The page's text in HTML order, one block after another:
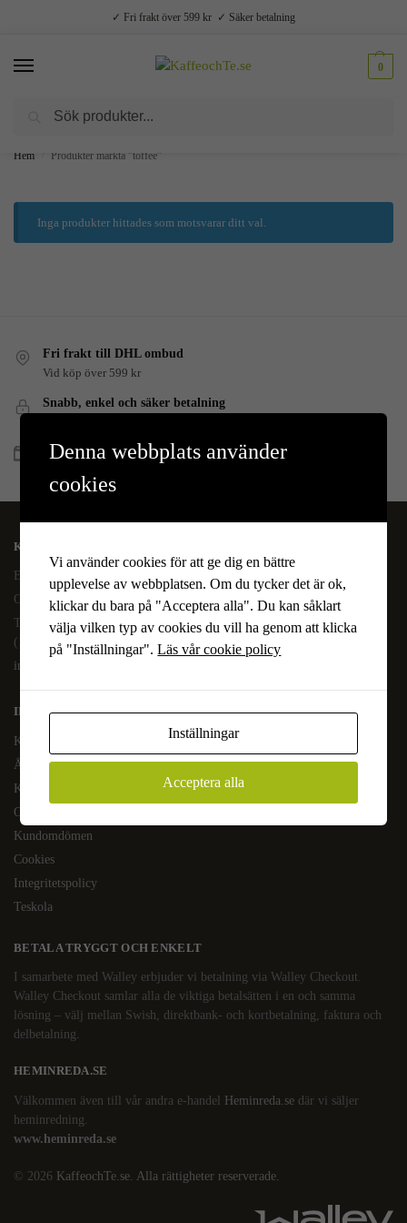
✓ Fri frakt över 599 kr ✓ Säker betalning
0
Välsmakande vardagslyx –
Hem Produkter märkta ”toffee”
Inga produkter hittades som motsvarar ditt val.
Fri frakt till DHL ombud
Vid köp över 599 kr
Snabb, enkel och säker betalning
Snabb leverans
KAFFEOCHTE.SE
En del av Novodesign AB
Org.nr. 556790-1235
Tel.
08-400 209 60
(10-17 mån-fre)
info@kaffeochte.se
INFORMATION
Köpvillkor
Ångra köp
Kontakta oss
Om oss
Kundomdömen
Cookies
Integritetspolicy
Teskola
BETALA TRYGGT OCH ENKELT
I samarbete med Walley erbjuder vi betalning via Walley Checkout.
Walley Checkout samlar alla de viktiga betalsätten i en och samma
lösning – välj mellan Swish, direktbank- och kortbetalning, faktura och
delbetalning.
HEMINREDA.SE
Välkommen även till vår andra e-handel Heminreda.se där vi säljer
heminredning.
www.heminreda.se
© 2026 KaffeochTe.se. Alla rättigheter reserverade.
Denna webbplats använder
cookies
Vi använder cookies för att ge dig en bättre
upplevelse av webbplatsen. Om du tycker det är ok,
klickar du bara på "Acceptera alla". Du kan såklart
välja vilken typ av cookies du vill ha genom att klicka
på "Inställningar".Läs vår cookie policy
Inställningar
Acceptera alla